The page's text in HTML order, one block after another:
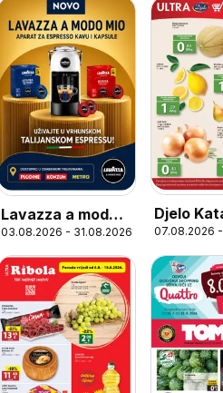
Lavazza a modo
mio
03.08.2026 - 31.08.2026
Djelo
07.08.2026